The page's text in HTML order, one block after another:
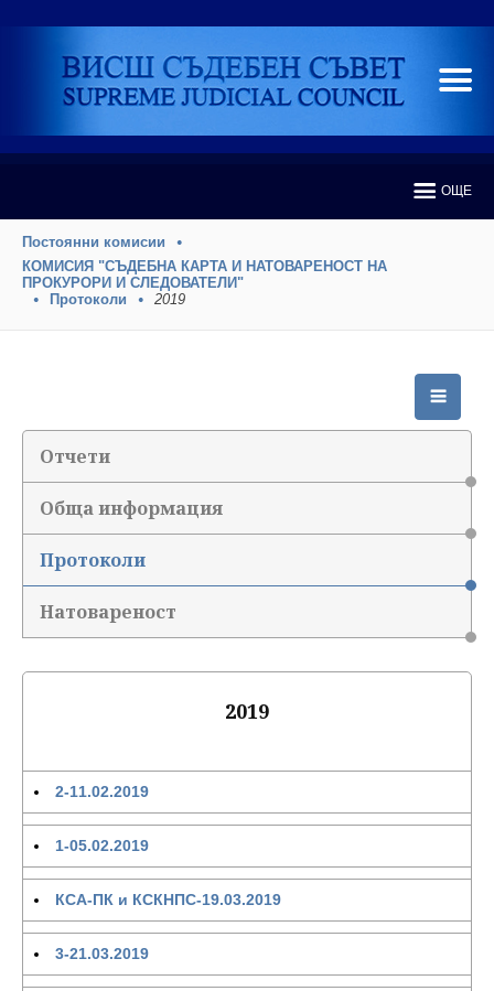
ОЩЕ
Постоянни комисии
КОМИСИЯ "СЪДЕБНА КАРТА И НАТОВАРЕНОСТ НА
ПРОКУРОРИ И СЛЕДОВАТЕЛИ"
Протоколи
2019
Отчети
Обща информация
Протоколи
Натовареност
2019
2-11.02.2019
1-05.02.2019
КСА-ПК и КСКНПС-19.03.2019
3-21.03.2019